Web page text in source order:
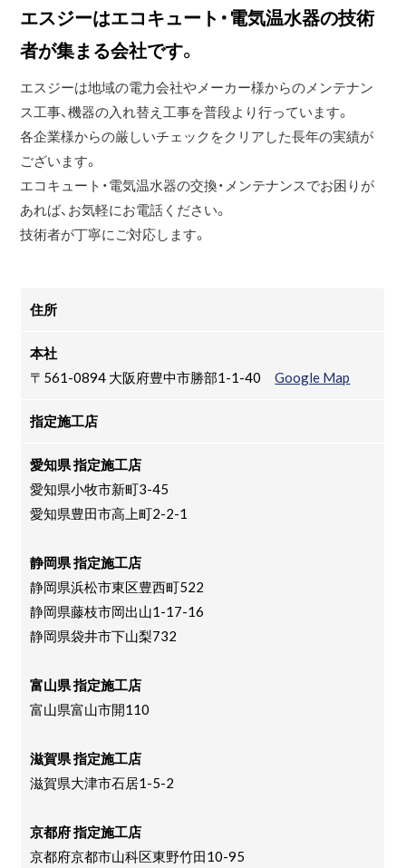
エスジーはエコキュート・電気温水器の技術
者が集まる会社です。
エスジーは地域の電力会社やメーカー様からのメンテナン
ス工事、機器の入れ替え工事を普段より行っています。
各企業様からの厳しいチェックをクリアした長年の実績が
ございます。
エコキュート・電気温水器の交換・メンテナンスでお困りが
あれば、お気軽にお電話ください。
技術者が丁寧にご対応します。
住所
本社
〒561-0894 大阪府豊中市勝部1-1-40Google Map
指定施工店
愛知県 指定施工店
愛知県小牧市新町3-45
愛知県豊田市高上町2-2-1
静岡県 指定施工店
静岡県浜松市東区豊西町522
静岡県藤枝市岡出山1-17-16
静岡県袋井市下山梨732
富山県 指定施工店
富山県富山市開110
滋賀県 指定施工店
滋賀県大津市石居1-5-2
京都府 指定施工店
京都府京都市山科区東野竹田10-95